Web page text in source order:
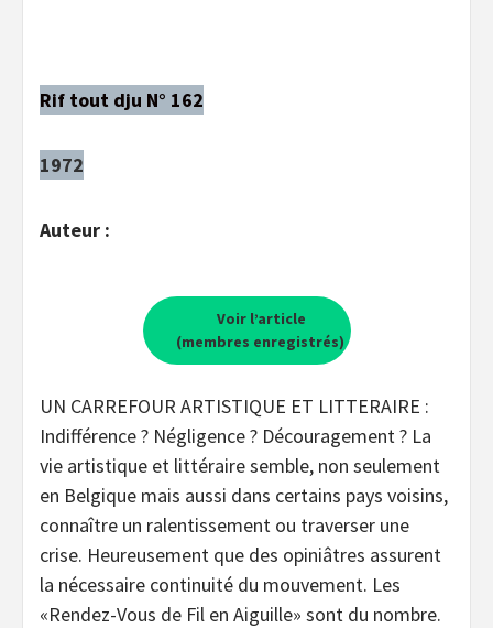
Rif tout dju N° 162
1972
Auteur :
Voir l’article
(membres enregistrés)
UN CARREFOUR ARTISTIQUE ET LITTERAIRE :
Indifférence ? Négligence ? Découragement ? La
vie artistique et littéraire semble, non seulement
en Belgique mais aussi dans certains pays voisins,
connaître un ralentissement ou traverser une
crise. Heureusement que des opiniâtres assurent
la nécessaire continuité du mouvement. Les
«Rendez-Vous de Fil en Aiguille» sont du nombre.